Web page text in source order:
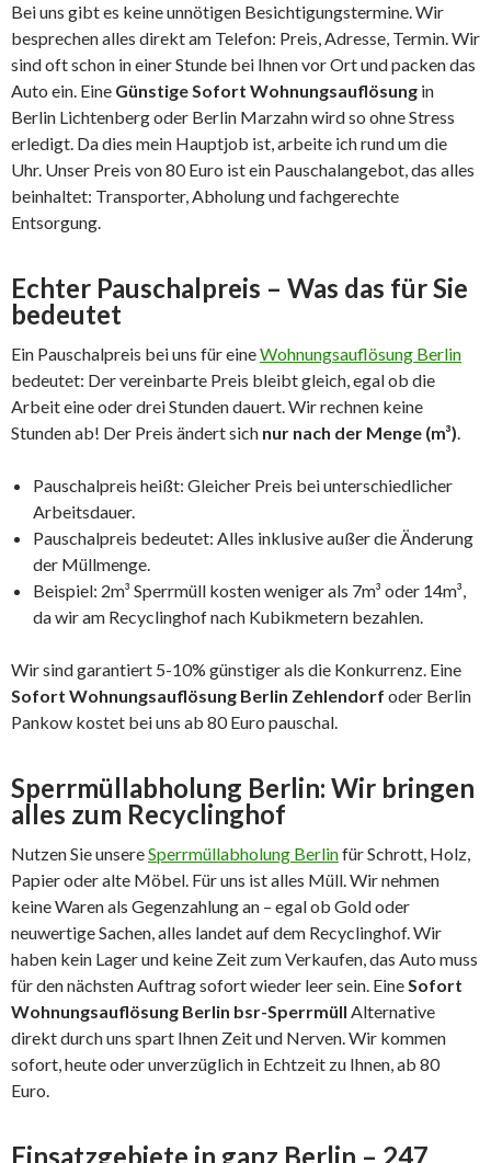
Bei uns gibt es keine unnötigen Besichtigungstermine. Wir
besprechen alles direkt am Telefon: Preis, Adresse, Termin. Wir
sind oft schon in einer Stunde bei Ihnen vor Ort und packen das
Auto ein. Eine Günstige Sofort Wohnungsauflösung in
Berlin Lichtenberg oder Berlin Marzahn wird so ohne Stress
erledigt. Da dies mein Hauptjob ist, arbeite ich rund um die
Uhr. Unser Preis von 80 Euro ist ein Pauschalangebot, das alles
beinhaltet: Transporter, Abholung und fachgerechte
Entsorgung.
Echter Pauschalpreis – Was das für Sie
bedeutet
Ein Pauschalpreis bei uns für eineWohnungsauflösung Berlin
bedeutet: Der vereinbarte Preis bleibt gleich, egal ob die
Arbeit eine oder drei Stunden dauert. Wir rechnen keine
Stunden ab! Der Preis ändert sich nur nach der Menge (m³).
Pauschalpreis heißt: Gleicher Preis bei unterschiedlicher
Arbeitsdauer.
Pauschalpreis bedeutet: Alles inklusive außer die Änderung
der Müllmenge.
Beispiel: 2m³ Sperrmüll kosten weniger als 7m³ oder 14m³,
da wir am Recyclinghof nach Kubikmetern bezahlen.
Wir sind garantiert 5-10% günstiger als die Konkurrenz. Eine
Sofort Wohnungsauflösung Berlin Zehlendorf oder Berlin
Pankow kostet bei uns ab 80 Euro pauschal.
Sperrmüllabholung Berlin: Wir bringen
alles zum Recyclinghof
Nutzen Sie unsereSperrmüllabholung Berlinfür Schrott, Holz,
Papier oder alte Möbel. Für uns ist alles Müll. Wir nehmen
keine Waren als Gegenzahlung an – egal ob Gold oder
neuwertige Sachen, alles landet auf dem Recyclinghof. Wir
haben kein Lager und keine Zeit zum Verkaufen, das Auto muss
für den nächsten Auftrag sofort wieder leer sein. EineSofort
Wohnungsauflösung Berlin bsr-Sperrmüll Alternative
direkt durch uns spart Ihnen Zeit und Nerven. Wir kommen
sofort, heute oder unverzüglich in Echtzeit zu Ihnen, ab 80
Euro.
Einsatzgebiete in ganz Berlin – 247